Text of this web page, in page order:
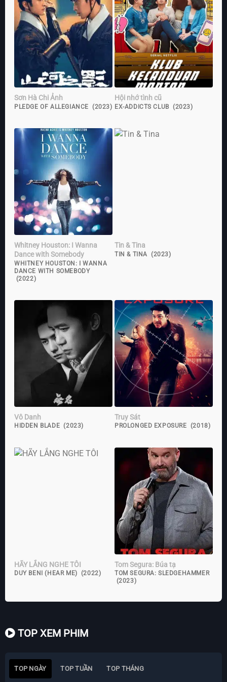
Sơn Hà Chi Ảnh
PLEDGE OF ALLEGIANCE (2023)
Hội nhớ tình cũ
EX-ADDICTS CLUB (2023)
Whitney Houston: I Wanna
Dance with Somebody
WHITNEY HOUSTON: I WANNA
DANCE WITH SOMEBODY
(2022)
Tin & Tina
TIN & TINA (2023)
Vô Danh
HIDDEN BLADE (2023)
Truy Sát
PROLONGED EXPOSURE (2018)
HÃY LẮNG NGHE TÔI
DUY BENI (HEAR ME) (2022)
Tom Segura: Búa tạ
TOM SEGURA: SLEDGEHAMMER
(2023)
TOP XEM PHIM
TOP NGÀY TOP TUẦN TOP THÁNG